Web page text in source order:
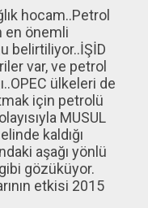
hocam..Petrol
en önemli
belirtiliyor..İŞİD
var, ve petrol
ülkeleri de
için petrolü
MUSUL
kaldığı
aşağı yönlü
gözüküyor.
etkisi 2015